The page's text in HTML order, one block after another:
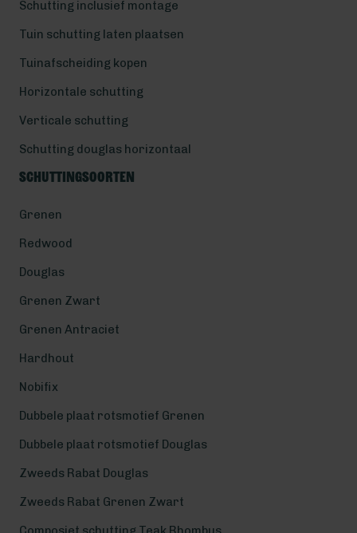
Schutting inclusief montage
Tuin schutting laten plaatsen
Tuinafscheiding kopen
Horizontale schutting
Verticale schutting
Schutting douglas horizontaal
Schuttingsoorten
Grenen
Redwood
Douglas
Grenen Zwart
Grenen Antraciet
Hardhout
Nobifix
Dubbele plaat rotsmotief Grenen
Dubbele plaat rotsmotief Douglas
Zweeds Rabat Douglas
Zweeds Rabat Grenen Zwart